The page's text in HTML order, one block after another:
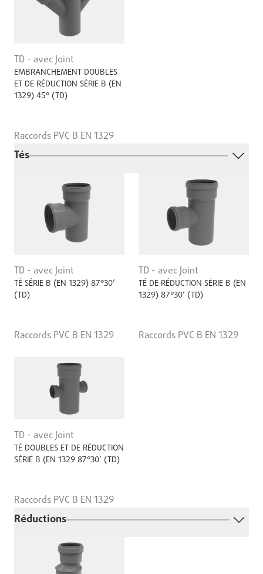
TD - avec Joint
EMBRANCHEMENT DOUBLES
ET DE RÉDUCTION SÉRIE B (EN
1329) 45° (TD)
Raccords PVC B EN 1329
Tés
TD - avec Joint
TÉ SÉRIE B (EN 1329) 87°30’
(TD)
Raccords PVC B EN 1329
TD - avec Joint
TÉ DE RÉDUCTION SÉRIE B (EN
1329) 87°30’ (TD)
Raccords PVC B EN 1329
TD - avec Joint
TÉ DOUBLES ET DE RÉDUCTION
SÉRIE B (EN 1329 87°30’ (TD)
Raccords PVC B EN 1329
Réductions